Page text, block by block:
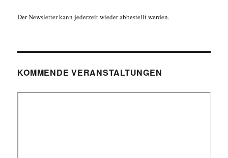
Der Newsletter kann jederzeit wieder abbestellt werden.
KOMMENDE VERANSTALTUNGEN